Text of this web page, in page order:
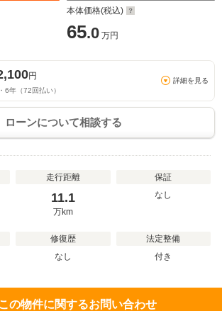
本体価格(税込)
65.0 万円
円
6年（72 回払い）
詳細を見る
ローンについて相談する
走行距離
11.1
万km
保証
なし
修復歴
なし
法定整備
付き
の物件に関するお問い合わせ